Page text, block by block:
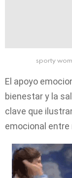
sporty
El apoyo
bienestar y la
clave que
emocional entre